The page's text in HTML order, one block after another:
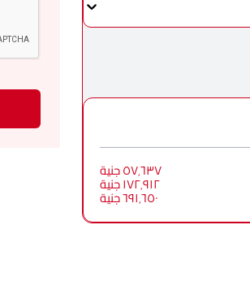
٥٧٬٦٣٧ جنية
١٧٢٬٩١٢ جنية
٦٩١٬٦٥٠ جنية